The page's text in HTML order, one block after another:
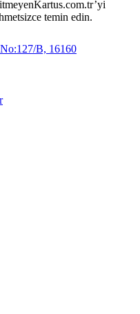
temin edin.
B, 16160